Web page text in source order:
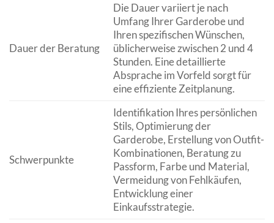
Dauer der Beratung
Die Dauer variiert je nach
Umfang Ihrer Garderobe und
Ihren spezifischen Wünschen,
üblicherweise zwischen 2 und 4
Stunden. Eine detaillierte
Absprache im Vorfeld sorgt für
eine effiziente Zeitplanung.
Schwerpunkte
Identifikation Ihres persönlichen
Stils, Optimierung der
Garderobe, Erstellung von Outfit-
Kombinationen, Beratung zu
Passform, Farbe und Material,
Vermeidung von Fehlkäufen,
Entwicklung einer
Einkaufsstrategie.